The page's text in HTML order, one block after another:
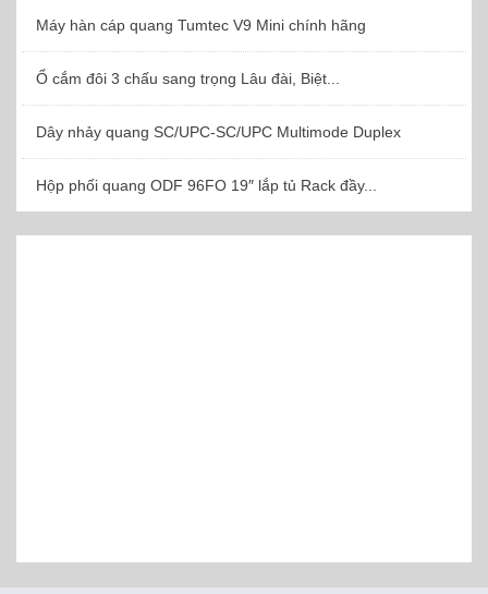
Máy hàn cáp quang Tumtec V9 Mini chính hãng
Ổ cắm đôi 3 chấu sang trọng Lâu đài, Biệt...
Dây nhảy quang SC/UPC-SC/UPC Multimode Duplex
Hộp phối quang ODF 96FO 19″ lắp tủ Rack đầy...